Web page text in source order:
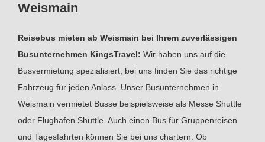
Weismain
Reisebus mieten ab Weismain bei Ihrem zuverlässigen
Busunternehmen KingsTravel: Wir haben uns auf die
Busvermietung spezialisiert, bei uns finden Sie das richtige
Fahrzeug für jeden Anlass. Unser Busunternehmen in
Weismain vermietet Busse beispielsweise als Messe Shuttle
oder Flughafen Shuttle. Auch einen Bus für Gruppenreisen
und Tagesfahrten können Sie bei uns chartern. Ob